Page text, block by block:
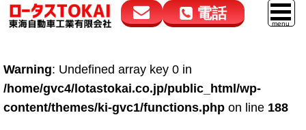
電話
050-5264-4432
9:00～18:00
050-5264-4433
9:00～18:00
車販売
スマイル車検
Warning: Undefined array key 0 in
/home/gvc4/lotastokai.co.jp/public_html/wp-
content/themes/ki-gvc1/functions.php on line 188